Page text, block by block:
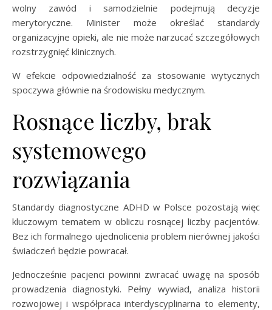
wolny zawód i samodzielnie podejmują decyzje
merytoryczne. Minister może określać standardy
organizacyjne opieki, ale nie może narzucać szczegółowych
rozstrzygnięć klinicznych.
W efekcie odpowiedzialność za stosowanie wytycznych
spoczywa głównie na środowisku medycznym.
Rosnące liczby, brak
systemowego
rozwiązania
Standardy diagnostyczne ADHD w Polsce pozostają więc
kluczowym tematem w obliczu rosnącej liczby pacjentów.
Bez ich formalnego ujednolicenia problem nierównej jakości
świadczeń będzie powracał.
Jednocześnie pacjenci powinni zwracać uwagę na sposób
prowadzenia diagnostyki. Pełny wywiad, analiza historii
rozwojowej i współpraca interdyscyplinarna to elementy,